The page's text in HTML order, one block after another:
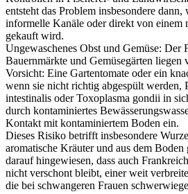
entsteht das Problem insbesondere
informelle Kanäle oder direkt von einem
gekauft wird.
Ungewaschenes Obst und Gemüse: Der
Bauernmärkte und Gemüsegärten liegen
Vorsicht: Eine Gartentomate oder ein
wenn sie nicht richtig abgespült werden,
intestinalis oder Toxoplasma gondii in
durch kontaminiertes
Kontakt mit kontaminiertem Boden ein.
Dieses Risiko betrifft insbesondere
aromatische Kräuter und aus dem Boden
darauf hingewiesen, dass auch
nicht verschont bleibt, einer weit
die bei schwangeren Frauen